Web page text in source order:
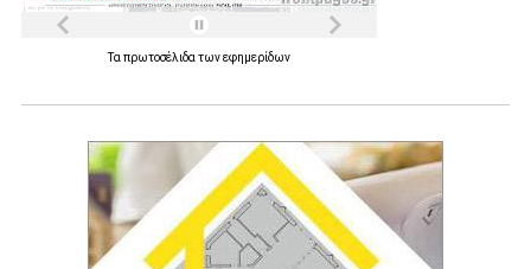
Τα πρωτοσέλιδα τωνεφημερίδων